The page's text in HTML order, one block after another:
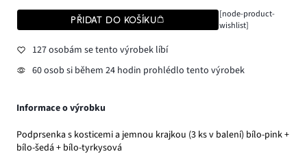
PŘIDAT DO KOŠÍKU
[node-product-
wishlist]
127 osobám se tento výrobek líbí
60 osob si během 24 hodin prohlédlo tento výrobek
Informace o výrobku
Podprsenka s kosticemi a jemnou krajkou (3 ks v balení) bílo-pink +
bílo-šedá + bílo-tyrkysová